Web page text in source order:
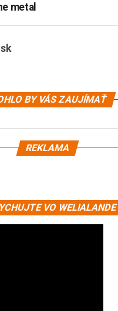
metal
BY VÁS ZAUJÍMAŤ
REKLAMA
VO WELIALANDE